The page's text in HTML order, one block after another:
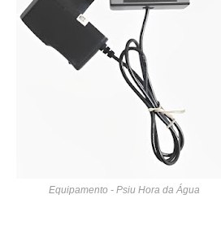
Equipamento - Psiu Hora da Água